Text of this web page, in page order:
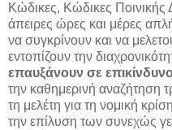
Κώδικες, Κώδικες Ποινικής
άπειρες ώρες και μέρες
να συγκρίνουν και να
εντοπίζουν την
επαυξάνουν σε
την καθημερινή αναζήτηση
τη μελέτη για τη νομική
την επίλυση των συνεχώς